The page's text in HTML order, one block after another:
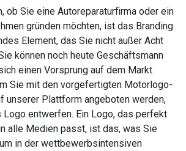
ob Sie eine Autoreparaturfirma oder ein
gründen möchten, ist das Branding
Element, das Sie nicht außer Acht
können noch heute Geschäftsmann
einen Vorsprung auf dem Markt
Sie mit den vorgefertigten Motorlogo-
unserer Plattform angeboten werden,
entwerfen. Ein Logo, das perfekt
alle Medien passt, ist das, was Sie
in der wettbewerbsintensiven